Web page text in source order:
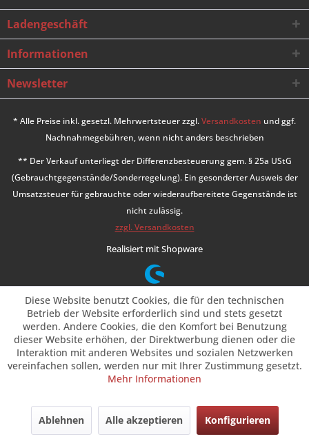
Ladengeschäft
Informationen
Newsletter
* Alle Preise inkl. gesetzl. Mehrwertsteuer zzgl.Versandkosten und ggf.
Nachnahmegebühren, wenn nicht anders beschrieben
** Der Verkauf unterliegt der Differenzbesteuerung gem. § 25a UStG
(Gebrauchtgegenstände/Sonderregelung). Ein gesonderter Ausweis der
Umsatzsteuer für gebrauchte oder wiederaufbereitete Gegenstände ist
nicht zulässig.
zzgl. Versandkosten
Realisiert mit Shopware
Diese Website benutzt Cookies, die für den technischen
Betrieb der Website erforderlich sind und stets gesetzt
werden. Andere Cookies, die den Komfort bei Benutzung
dieser Website erhöhen, der Direktwerbung dienen oder die
Interaktion mit anderen Websites und sozialen Netzwerken
vereinfachen sollen, werden nur mit Ihrer Zustimmung gesetzt.
Mehr Informationen
Ablehnen Alle akzeptieren Konfigurieren